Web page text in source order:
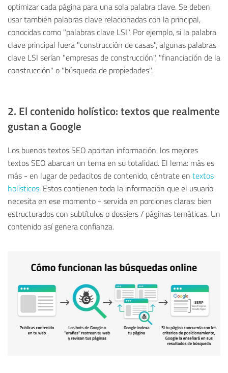
optimizar cada página para una sola palabra clave. Se deben
usar también palabras clave relacionadas con la principal,
conocidas como "palabras clave LSI". Por ejemplo, si la palabra
clave principal fuera "construcción de casas", algunas palabras
clave LSI serían "empresas de construcción", "financiación de la
construcción" o "búsqueda de propiedades".
2. El contenido holístico: textos que realmente
gustan a Google
Los buenos textos SEO aportan información, los mejores
textos SEO abarcan un tema en su totalidad. El lema: más es
más - en lugar de pedacitos de contenido, céntrate en textos
holísticos. Estos contienen toda la información que el usuario
necesita en ese momento - servida en porciones claras: bien
estructurados con subtítulos o dossiers / páginas temáticas. Un
contenido así genera confianza.